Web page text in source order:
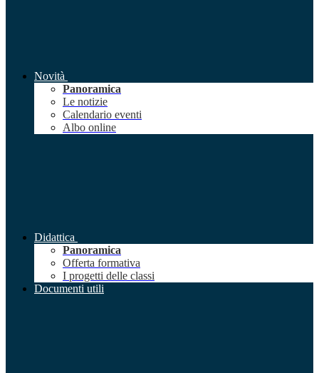
Novità
Panoramica
Le notizie
Calendario eventi
Albo online
Didattica
Panoramica
Offerta formativa
I progetti delle classi
Documenti utili